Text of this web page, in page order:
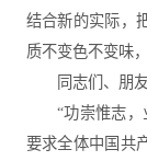
结合新的实际，
质不变色不变味
同志们、朋友
“功崇惟志，业
要求全体中国共